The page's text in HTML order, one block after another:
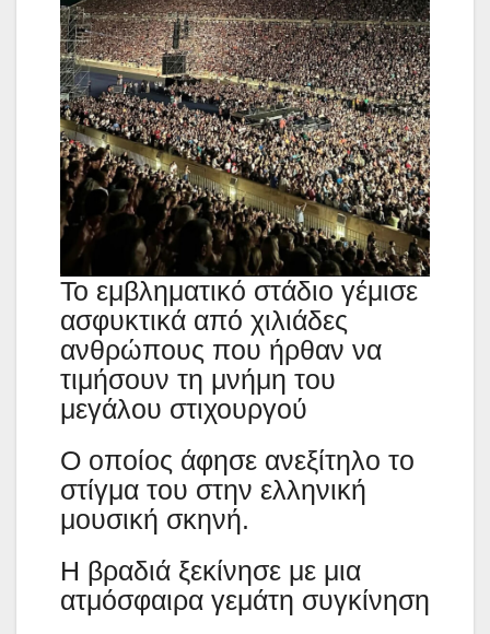
Το εμβληματικό στάδιο γέμισε
ασφυκτικά από χιλιάδες
ανθρώπους που ήρθαν να
τιμήσουν τη μνήμη του
μεγάλου στιχουργού
Ο οποίος άφησε ανεξίτηλο το
στίγμα του στην ελληνική
μουσική σκηνή.
Η βραδιά ξεκίνησε με μια
ατμόσφαιρα γεμάτη συγκίνηση